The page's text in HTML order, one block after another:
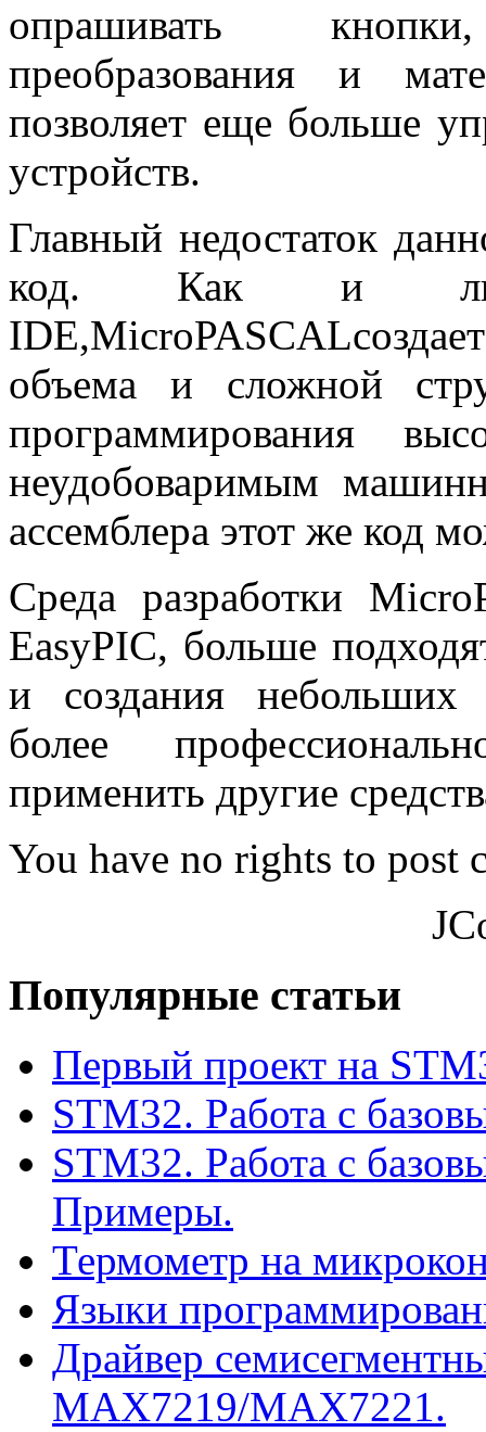
опрашивать
преобразования и
позволяет еще больше
устройств.
Главный недостаток
код. Как и
IDE,MicroPASСAL
объема и сложной
программирования
неудобоваримым
ассемблера этот же код
Среда разработки
EasyPIC, больше
и создания небольших
более
применить другие
You have no rights to post
Популярные статьи
Первый проект на
STM32. Работа с
STM32. Работа с
Примеры.
Термометр на
Языки
Драйвер
MAX7219/MAX7221.